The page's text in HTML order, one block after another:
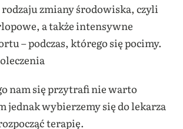
zmiany środowiska, czyli
a także intensywne
– podczas, którego się pocimy.
nam się przytrafi nie warto
jednak wybierzemy się do lekarza
terapię.